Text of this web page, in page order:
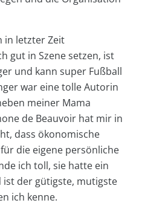
in letzter Zeit
gut in Szene setzen, ist
und kann super Fußball
war eine tolle Autorin
meiner Mama
de Beauvoir hat mir in
dass ökonomische
die eigene persönliche
ich toll, sie hatte ein
der gütigste, mutigste
ich kenne.